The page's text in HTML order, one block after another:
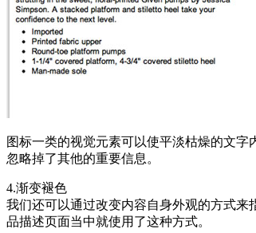
图标一类的视觉元素可以使平淡枯燥的文
忽略掉了其他的重要信息。
4.渐变褪色
我们还可以通过改变内容自身外观的方式来
品描述页面当中就使用了这种方式。